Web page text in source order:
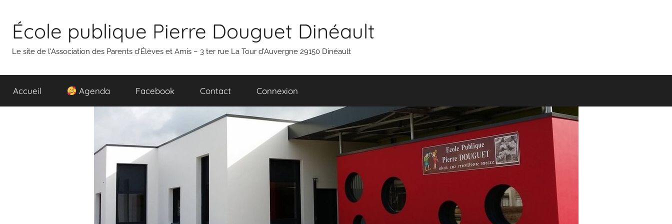
contenu
École publique Pierre Douguet Dinéault
Le site de l'Association des Parents d'Élèves et Amis – 3 ter rue La Tour d'Auvergne 29150 Dinéault
Accueil Agenda Facebook Contact Connexion